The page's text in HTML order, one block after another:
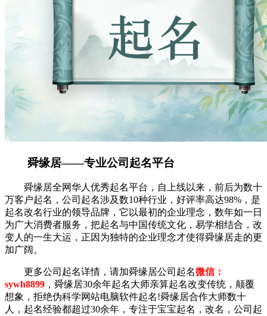
舜缘居——专业公司起名平台
舜缘居全网华人优秀起名平台，自上线以来，前后为数十
万客户起名，公司起名涉及数10种行业，好评率高达98%，是
起名改名行业的领导品牌，它以最初的企业理念，数年如一日
为广大消费者服务，把起名与中国传统文化，易学相结合，改
变人的一生大运，正因为独特的企业理念才使得舜缘居走的更
加广阔。
更多公司起名详情，请加舜缘居公司起名微信：
sywh8899 ，舜缘居30余年起名大师亲算起名改变传统，颠覆
想象，拒绝伪科学网站电脑软件起名!舜缘居合作大师数十
人，起名经验都超过30余年，专注于宝宝起名，改名，公司起